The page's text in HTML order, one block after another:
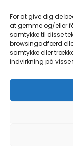
For at give dig de
at gemme og/eller
samtykke til disse
browsingadfærd
samtykke eller
indvirkning på visse